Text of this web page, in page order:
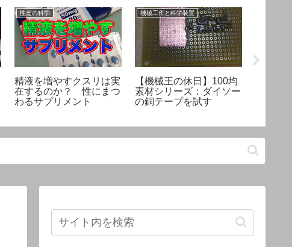
性差の科学
精液を増やすクスリは実
在するのか？ 性にまつ
わるサプリメント
機械工作と科学装置
【機械王の休日】100均
素材シリーズ：ダイソー
の銅テープを試す